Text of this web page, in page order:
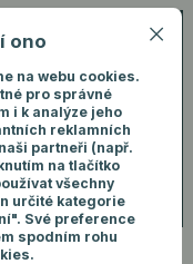
Menu
Hledat
ks
ono
na webu cookies.
pro správné
i k analýze jeho
reklamních
partneři (např.
na tlačítko
všechny
určité kategorie
Své preference
spodním rohu